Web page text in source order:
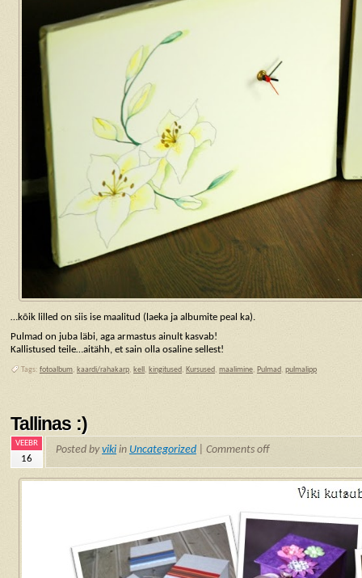
…kõik lilled on siis ise maalitud (laeka ja albumite peal ka).
Pulmad on juba läbi, aga armastus ainult kasvab!
Kallistused teile…aitähh, et sain olla osaline sellest!
Tags: fotoalbum, kaardi/rahakarp, kell, kingitused, Kursused, maalimine, Pulmad, pulmalipp
Tallinas :)
VEEBR
16
Posted byviki in Uncategorized Comments off